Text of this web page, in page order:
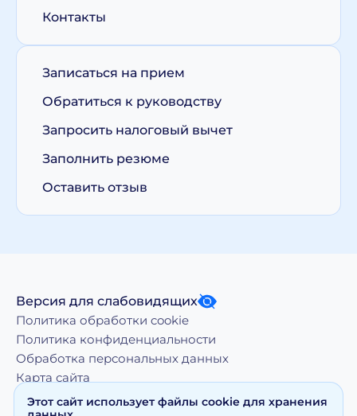
Контакты
Записаться на прием
Обратиться к руководству
Запросить налоговый вычет
Заполнить резюме
Оставить отзыв
Версия для слабовидящих
Политика обработки cookie
Политика конфиденциальности
Обработка персональных данных
Карта сайта
Этот сайт использует файлы cookie для хранения